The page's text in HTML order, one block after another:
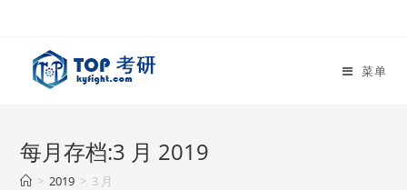
菜单
每月存档:3 月 2019
> 2019 > 3 月